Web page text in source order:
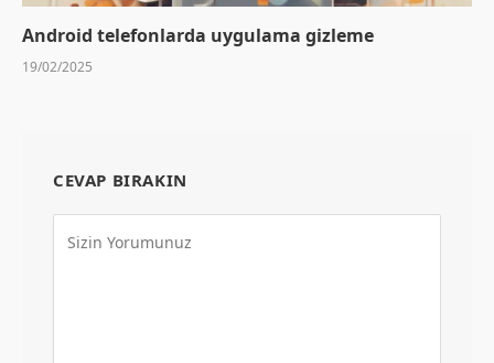
Android telefonlarda uygulama gizleme
19/02/2025
CEVAP BIRAKIN